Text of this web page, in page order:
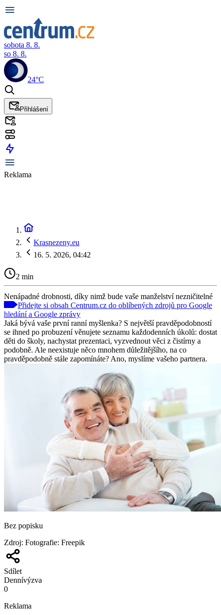
sobota 8. 8.
so 8. 8.
24°C
Přihlášení
Reklama
Krasnezeny.eu
16. 5. 2026, 04:42
2 min
Nenápadné drobnosti, díky nimž bude vaše manželství nezničitelné
Přidejte si obsah Centrum.cz do oblíbených zdrojů pro Google
hledání a Google zprávy
Jaká bývá vaše první ranní myšlenka? S největší pravděpodobností
se ihned po probuzení věnujete seznamu každodenních úkolů: dostat
děti do školy, nachystat prezentaci, vyzvednout věci z čistírny a
podobně. Ale neexistuje něco mnohem důležitějšího, na co
pravděpodobně stále zapomínáte? Ano, myslíme vašeho partnera.
Bez popisku
Zdroj: Fotografie: Freepik
Sdílet
Dennívýzva
0
Reklama